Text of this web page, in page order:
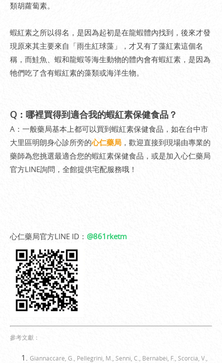
類胡蘿蔔素。
蝦紅素之所以得名，是因為起初是在龍蝦體內找到，後來才發
現原來其主要來自「雨生紅球藻」，才又有了藻紅素這個名
稱，而鮭魚、蝦和龍蝦等海生動物的體內會有蝦紅素，是因為
牠們吃了含有蝦紅素的藻類或海洋生物。
Q：哪裡買得到適合我的蝦紅素保健食品？
A：一般藥局基本上都可以買到蝦紅素保健食品，如在台中市
大里區明朗身心診所旁的心仁藥局 ，歡迎直接到現場由專業的
藥師為您挑選最適合您的蝦紅素保健食品，或是加入心仁藥局
官方LINE詢問，全館提供宅配服務哦！
心仁藥局官方LINE ID： @861rketm
參考文獻：
Giannaccare, G., Pellegrini, M., Senni, C., Bernabei, F., Scorcia, V.,